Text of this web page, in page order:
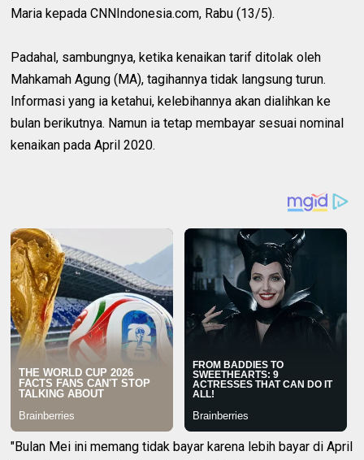
Maria kepada CNNIndonesia.com, Rabu (13/5).
Padahal, sambungnya, ketika kenaikan tarif ditolak oleh
Mahkamah Agung (MA), tagihannya tidak langsung turun.
Informasi yang ia ketahui, kelebihannya akan dialihkan ke
bulan berikutnya. Namun ia tetap membayar sesuai nominal
kenaikan pada April 2020.
"Bulan Mei ini memang tidak bayar karena lebih bayar di April